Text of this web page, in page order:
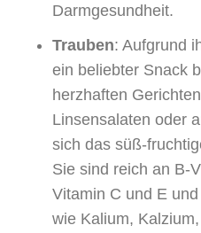
Darmgesundheit.
Trauben: Aufgrund
ein beliebter Snack
herzhaften
Linsensalaten oder
sich das süß-
Sie sind reich an B-
Vitamin C und E
wie Kalium,